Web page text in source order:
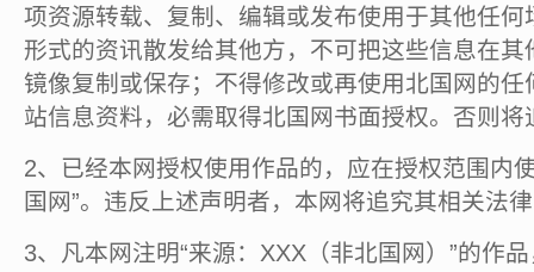
项资源转载、复制、编辑或发布使用于其他任
形式的资讯散发给其他方，不可把这些信息在
镜像复制或保存；不得修改或再使用北国网的
站信息资料，必需取得北国网书面授权。否则将
2、已经本网授权使用作品的，应在授权范围内
国网”。违反上述声明者，本网将追究其相关法
3、凡本网注明“来源：XXX（非北国网）”的作